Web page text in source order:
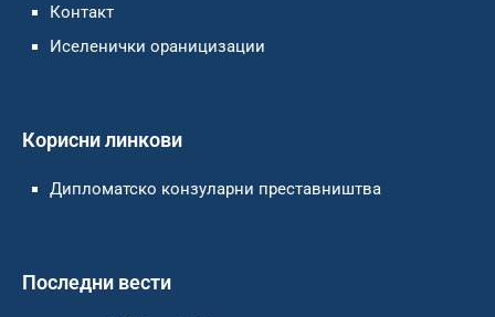
Контакт
Иселенички ораницизации
Корисни линкови
Дипломатско конзуларни преставништва
Последни вести